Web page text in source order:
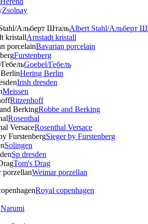
Zsolnay
Albert Stahl/Альбеpт
Arnstadt kristall
Bavarian porcelain
Furstenberg
Goebel/Гебель
Hering Berlin
Irish dresden
Meissen
Ritzenhoff
Robbe and Berking
Rosenthal
Rosenthal Versace
Sieger by Furstenberg
Solingen
Sp dresden
Tom's Drag
Weimar porzellan
Royal copenhagen
Narumi